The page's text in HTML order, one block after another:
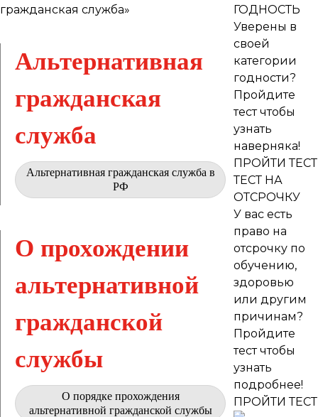
гражданская служба»
Альтернативная
гражданская
служба
Альтернативная гражданская служба в
РФ
О прохождении
альтернативной
гражданской
службы
О порядке прохождения
альтернативной гражданской службы
ГОДНОСТЬ
Уверены в
своей
категории
годности?
Пройдите
тест чтобы
узнать
наверняка!
ПРОЙТИ ТЕСТ
ТЕСТ НА
ОТСРОЧКУ
У вас есть
право на
отсрочку по
обучению,
здоровью
или другим
причинам?
Пройдите
тест чтобы
узнать
подробнее!
ПРОЙТИ ТЕСТ